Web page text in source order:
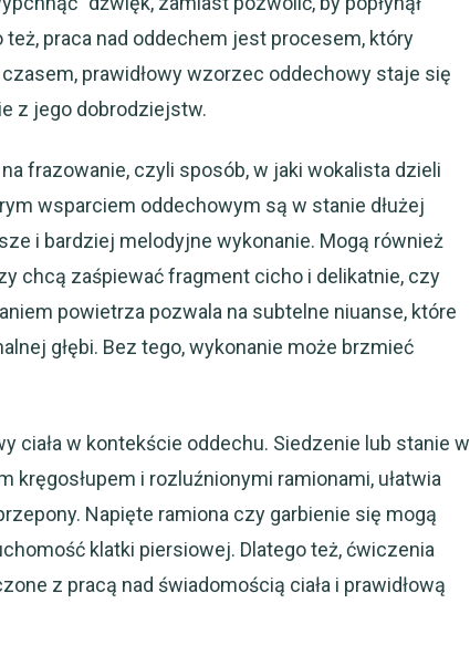
praca nad oddechem jest procesem, który
prawidłowy wzorzec oddechowy staje się
z jego dobrodziejstw.
frazowanie, czyli sposób, w jaki wokalista dzieli
wsparciem oddechowym są w stanie dłużej
i bardziej melodyjne wykonanie. Mogą również
chcą zaśpiewać fragment cicho i delikatnie, czy
powietrza pozwala na subtelne niuanse, które
głębi. Bez tego, wykonanie może brzmieć
ciała w kontekście oddechu. Siedzenie lub stanie w
i rozluźnionymi ramionami, ułatwia
Napięte ramiona czy garbienie się mogą
klatki piersiowej. Dlatego też, ćwiczenia
z pracą nad świadomością ciała i prawidłową